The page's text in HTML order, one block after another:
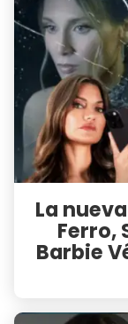
La
Ferro,
Barbie